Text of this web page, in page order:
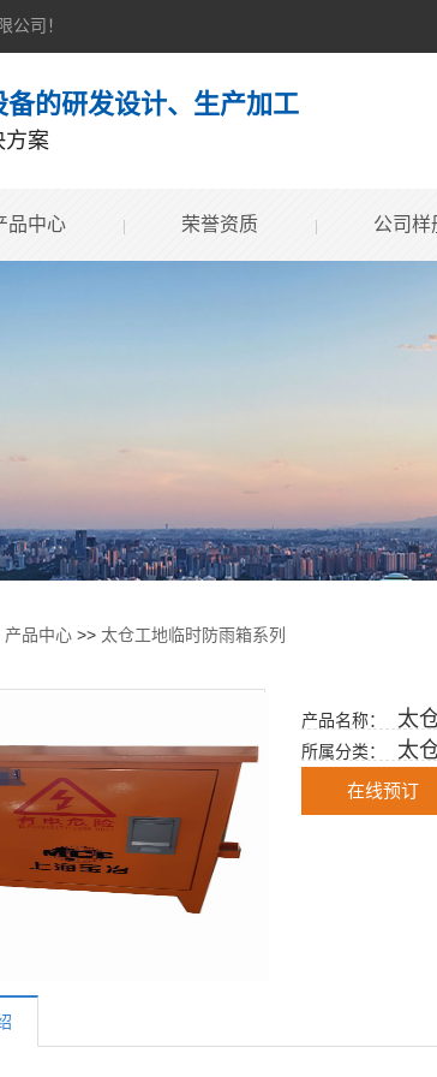
公司！
备的研发设计、生产加工
方案
品中心 荣誉资质 公司样
产品中心 >> 太仓工地临时防雨箱系列
产品名称： 太
所属分类： 太
在线预订